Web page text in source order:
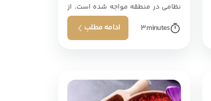
نظامی در منطقه مواجه شده است. از
جنگ‌های خاورمیانه، . . .
3minutes ادامه مطلب